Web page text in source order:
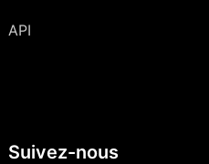
API
Suivez-nous